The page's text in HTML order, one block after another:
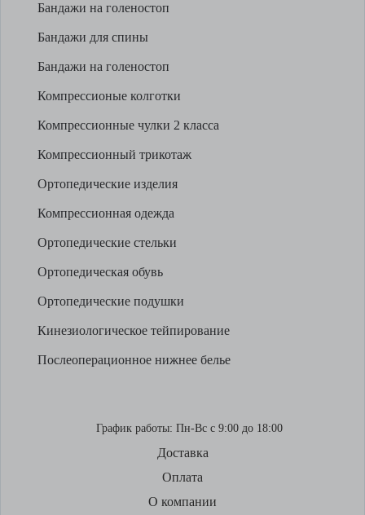
Бандажи на голеностоп
Бандажи для спины
Бандажи на голеностоп
Компрессионые колготки
Компрессионные чулки 2 класса
Компрессионный трикотаж
Ортопедические изделия
Компрессионная одежда
Ортопедические стельки
Ортопедическая обувь
Ортопедические подушки
Кинезиологическое тейпирование
Послеоперационное нижнее белье
График работы: Пн-Вс с 9:00 до 18:00
Доставка
Оплата
О компании